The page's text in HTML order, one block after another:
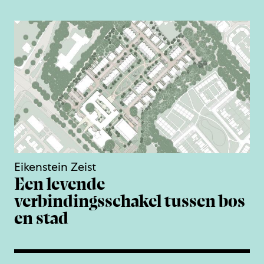
Eikenstein Zeist
Een levende
verbindingsschakel tussen bos
en stad